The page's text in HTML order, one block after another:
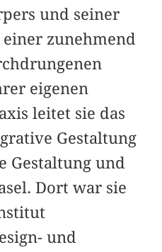
und seiner
zunehmend
eigenen
leitet sie das
Gestaltung
Gestaltung und
Dort war sie
und